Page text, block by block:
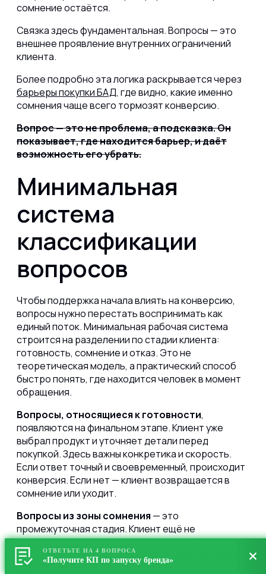
сомнение остаётся.
Связка здесь фундаментальная. Вопросы — это
внешнее проявление внутренних ограничений
клиента.
Более подробно эта логика раскрывается через
барьеры покупки БАД, где видно, какие именно
сомнения чаще всего тормозят конверсию.
Вопрос — это не проблема, а подсказка. Он
показывает, где находится барьер, и даёт
возможность его убрать.
Минимальная
система
классификации
вопросов
Чтобы поддержка начала влиять на конверсию,
вопросы нужно перестать воспринимать как
единый поток. Минимальная рабочая система
строится на разделении по стадии клиента:
готовность, сомнение и отказ. Это не
теоретическая модель, а практический способ
быстро понять, где находится человек в момент
обращения.
Вопросы, относящиеся к готовности,
появляются на финальном этапе. Клиент уже
выбрал продукт и уточняет детали перед
покупкой. Здесь важны конкретика и скорость.
Если ответ точный и своевременный, происходит
конверсия. Если нет — клиент возвращается в
сомнение или уходит.
Вопросы из зоны сомнения — это
промежуточная стадия. Клиент ещё не
определился и сравнивает варианты. Он уточняет
различия, пытается понять, что подойдёт именно
ему. Это самая управляемая зона. Именно здесь
ОТВЕТЬТЕ НА 4 ВОПРОСА
«Получите КП по запуску бренда»